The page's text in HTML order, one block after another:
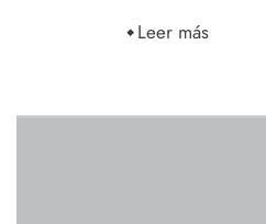
Leer más